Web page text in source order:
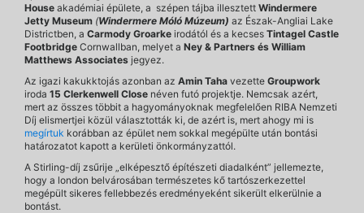
House akadémiai épülete, a szépen tájba illesztett Windermere
Jetty Museum (Windermere Móló Múzeum) az Észak-Angliai Lake
Districtben, a Carmody Groarke irodától és a kecses Tintagel Castle
Footbridge Cornwallban, melyet a Ney & Partners és William
Matthews Associates jegyez.
Az igazi kakukktojás azonban az Amin Taha vezette Groupwork
iroda 15 Clerkenwell Close néven futó projektje. Nemcsak azért,
mert az összes többit a hagyományoknak megfelelően RIBA Nemzeti
Díj elismertjei közül választották ki, de azért is, mert ahogy mi is
megírtuk korábban az épület nem sokkal megépülte után bontási
határozatot kapott a kerületi önkormányzattól.
A Stirling-díj zsűrije „elképesztő építészeti diadalként” jellemezte,
hogy a london belvárosában természetes kő tartószerkezettel
megépült sikeres fellebbezés eredményeként sikerült elkerülnie a
bontást.